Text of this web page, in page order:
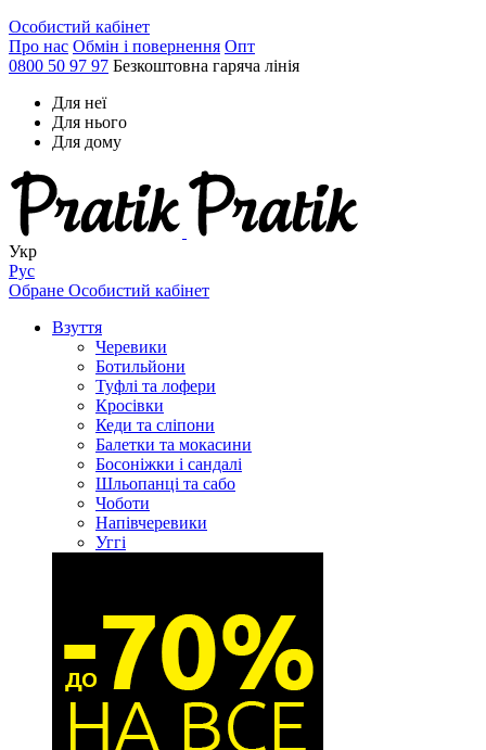
Особистий кабінет
Про нас Обмін і повернення Опт
0800 50 97 97 Безкоштовна гаряча лінія
Для неї
Для нього
Для дому
Укр
Рус
Обране Особистий кабінет
Взуття
Черевики
Ботильйони
Туфлі та лофери
Кросівки
Кеди та сліпони
Балетки та мокасини
Босоніжки і сандалі
Шльопанці та сабо
Чоботи
Напівчеревики
Уггі